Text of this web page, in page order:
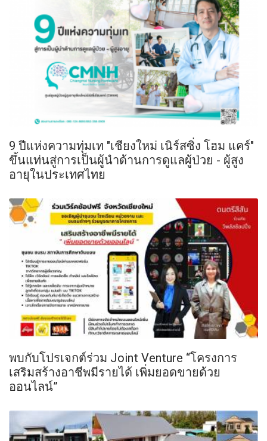
9 ปีแห่งความทุ่มเท "เชียงใหม่ เนิร์สซิ่ง โฮม แคร์"
ขึ้นแท่นสู่การเป็นผู้นำด้านการดูแลผู้ป่วย - ผู้สูง
อายุในประเทศไทย
พบกับโปรเจกต์ร่วม Joint Venture “โครงการ
เสริมสร้างอาชีพมีรายได้ เพิ่มยอดขายด้วย
ออนไลน์”